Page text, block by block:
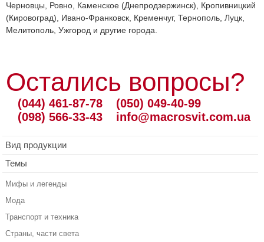
Черновцы, Ровно, Каменское (Днепродзержинск), Кропивницкий
(Кировоград), Ивано-Франковск, Кременчуг, Тернополь, Луцк,
Мелитополь, Ужгород и другие города.
Остались вопросы?
(044) 461-87-78
(098) 566-33-43
(050) 049-40-99
info@macrosvit.com.ua
Вид продукции
Темы
Мифы и легенды
Мода
Транспорт и техника
Страны, части света